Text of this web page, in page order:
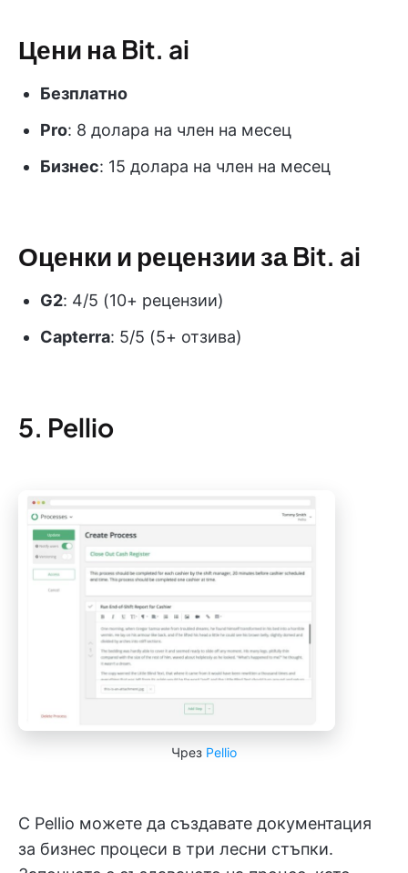
Цени на Bit. ai
Безплатно
Pro: 8 долара на член на месец
Бизнес: 15 долара на член на месец
Оценки и рецензии за Bit. ai
G2: 4/5 (10+ рецензии)
Capterra: 5/5 (5+ отзива)
5. Pellio
Чрез Pellio
С Pellio можете да създавате документация
за бизнес процеси в три лесни стъпки.